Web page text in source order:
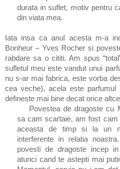
durata in suflet, motiv pentru
din viata mea.
Iata insa ca anul acesta m-a
Bonheur – Yves Rocher si
rabdare sa o cititi. Am spus
sufletul meu este vandut unui
nu s-ar mai fabrica, este vorba
cea veche), acela este
defineste mai bine decat orice
Povestea de dragoste cu
sa cam scartaie, am fost cam
aceasta de timp si la un
interferente in relatia
povesti de dragoste incep
atunci cand te astepti mai